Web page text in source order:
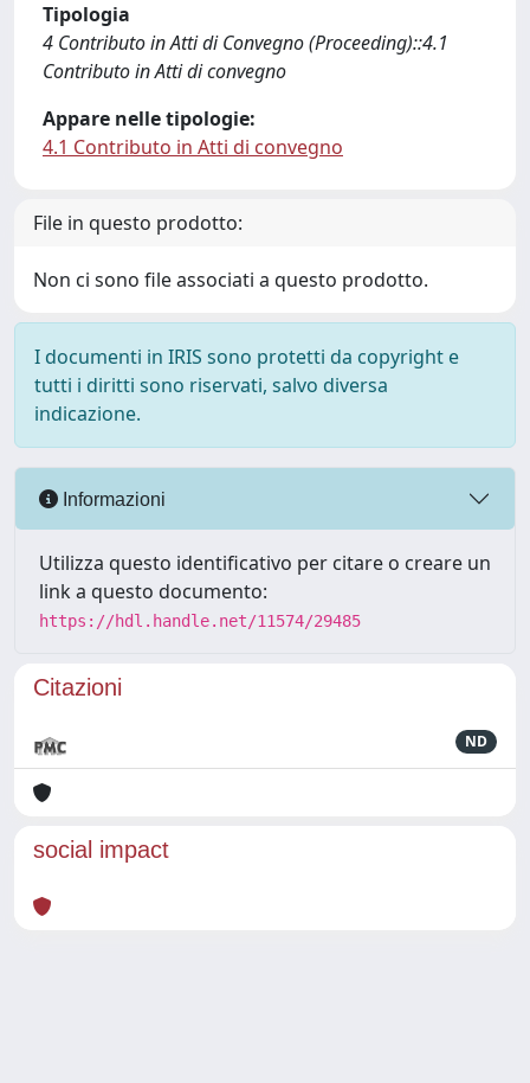
Tipologia
4 Contributo in Atti di Convegno (Proceeding)::4.1
Contributo in Atti di convegno
Appare nelle tipologie:
4.1 Contributo in Atti di convegno
File in questo prodotto:
Non ci sono file associati a questo prodotto.
I documenti in IRIS sono protetti da copyright e
tutti i diritti sono riservati, salvo diversa
indicazione.
Informazioni
Utilizza questo identificativo per citare o creare un
link a questo documento:
https://hdl.handle.net/11574/29485
Citazioni
ND
social impact